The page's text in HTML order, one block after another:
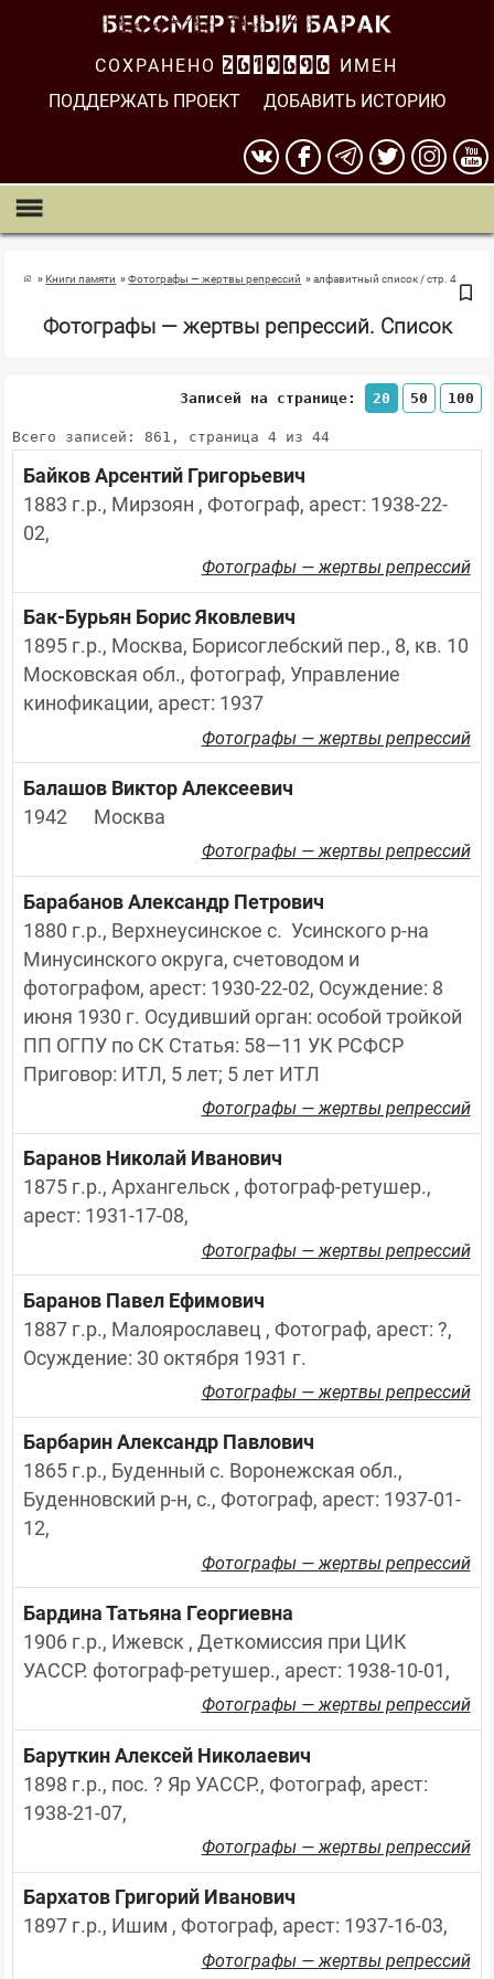
СОХРАНЕНО 2619697
ИМЕН
ПОДДЕРЖАТЬ ПРОЕКТ
ДОБАВИТЬ ИСТОРИЮ
Книги памяти Фотографы — жертвы репрессий алфавитный список / стр. 4
Фотографы — жертвы репрессий. Список
Записей на странице: 20 50 100
Всего записей: 861, страница 4 из 44
Байков Арсентий Григорьевич
1883 г.р., Мирзоян , Фотограф, арест: 1938-22-
02,
Фотографы — жертвы репрессий
Бак-Бурьян Борис Яковлевич
1895 г.р., Москва, Борисоглебский пер., 8, кв. 10
Московская обл., фотограф, Управление
кинофикации, арест: 1937
Фотографы — жертвы репрессий
Балашов Виктор Алексеевич
1942	Москва
Фотографы — жертвы репрессий
Барабанов Александр Петрович
1880 г.р., Верхнеусинское с.  Усинского р-на
Минусинского округа, счетоводом и
фотографом, арест: 1930-22-02, Осуждение: 8
июня 1930 г. Осудивший орган: особой тройкой
ПП ОГПУ по СК Статья: 58—11 УК РСФСР
Приговор: ИТЛ, 5 лет; 5 лет ИТЛ
Фотографы — жертвы репрессий
Баранов Николай Иванович
1875 г.р., Архангельск , фотограф-ретушер.,
арест: 1931-17-08,
Фотографы — жертвы репрессий
Баранов Павел Ефимович
1887 г.р., Малоярославец , Фотограф, арест: ?,
Осуждение: 30 октября 1931 г.
Фотографы — жертвы репрессий
Барбарин Александр Павлович
1865 г.р., Буденный с. Воронежская обл.,
Буденновский р-н, с., Фотограф, арест: 1937-01-
12,
Фотографы — жертвы репрессий
Бардина Татьяна Георгиевна
1906 г.р., Ижевск , Деткомиссия при ЦИК
УАССР. фотограф-ретушер., арест: 1938-10-01,
Фотографы — жертвы репрессий
Баруткин Алексей Николаевич
1898 г.р., пос. ? Яр УАССР., Фотограф, арест:
1938-21-07,
Фотографы — жертвы репрессий
Бархатов Григорий Иванович
1897 г.р., Ишим , Фотограф, арест: 1937-16-03,
Фотографы — жертвы репрессий